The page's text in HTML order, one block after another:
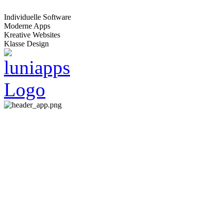
Individuelle Software
Moderne Apps
Kreative Websites
Klasse Design